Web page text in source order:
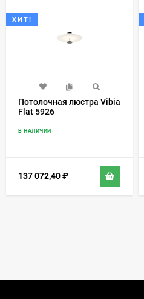
ХИТ!
Потолочная люстра Vibia
Flat 5926
В НАЛИЧИИ
137 072,40₽